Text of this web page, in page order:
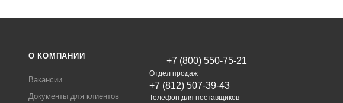
О КОМПАНИИ
Вакансии
Документы для клиентов
+7 (800) 550-75-21
Отдел продаж
+7 (812) 507-39-43
Телефон для поставщиков